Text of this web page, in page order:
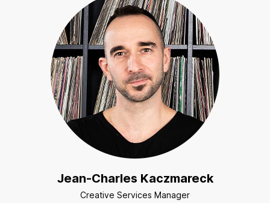
Jean-Charles Kaczmareck
Creative Services Manager